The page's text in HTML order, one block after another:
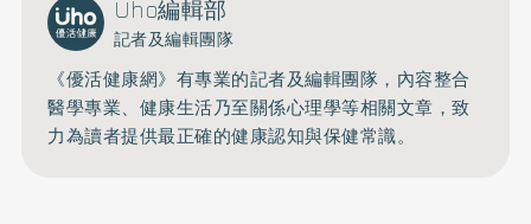
Uho編輯部
記者及編輯團隊
《優活健康網》有專業的記者及編輯團隊，內容整合
醫學專業、健康生活乃至關係心理學等相關文章，致
力為讀者提供最正確的健康認知與保健常識。